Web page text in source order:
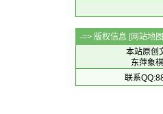
-=> 版权信息 [网站地图
本站原创
东萍象
联系